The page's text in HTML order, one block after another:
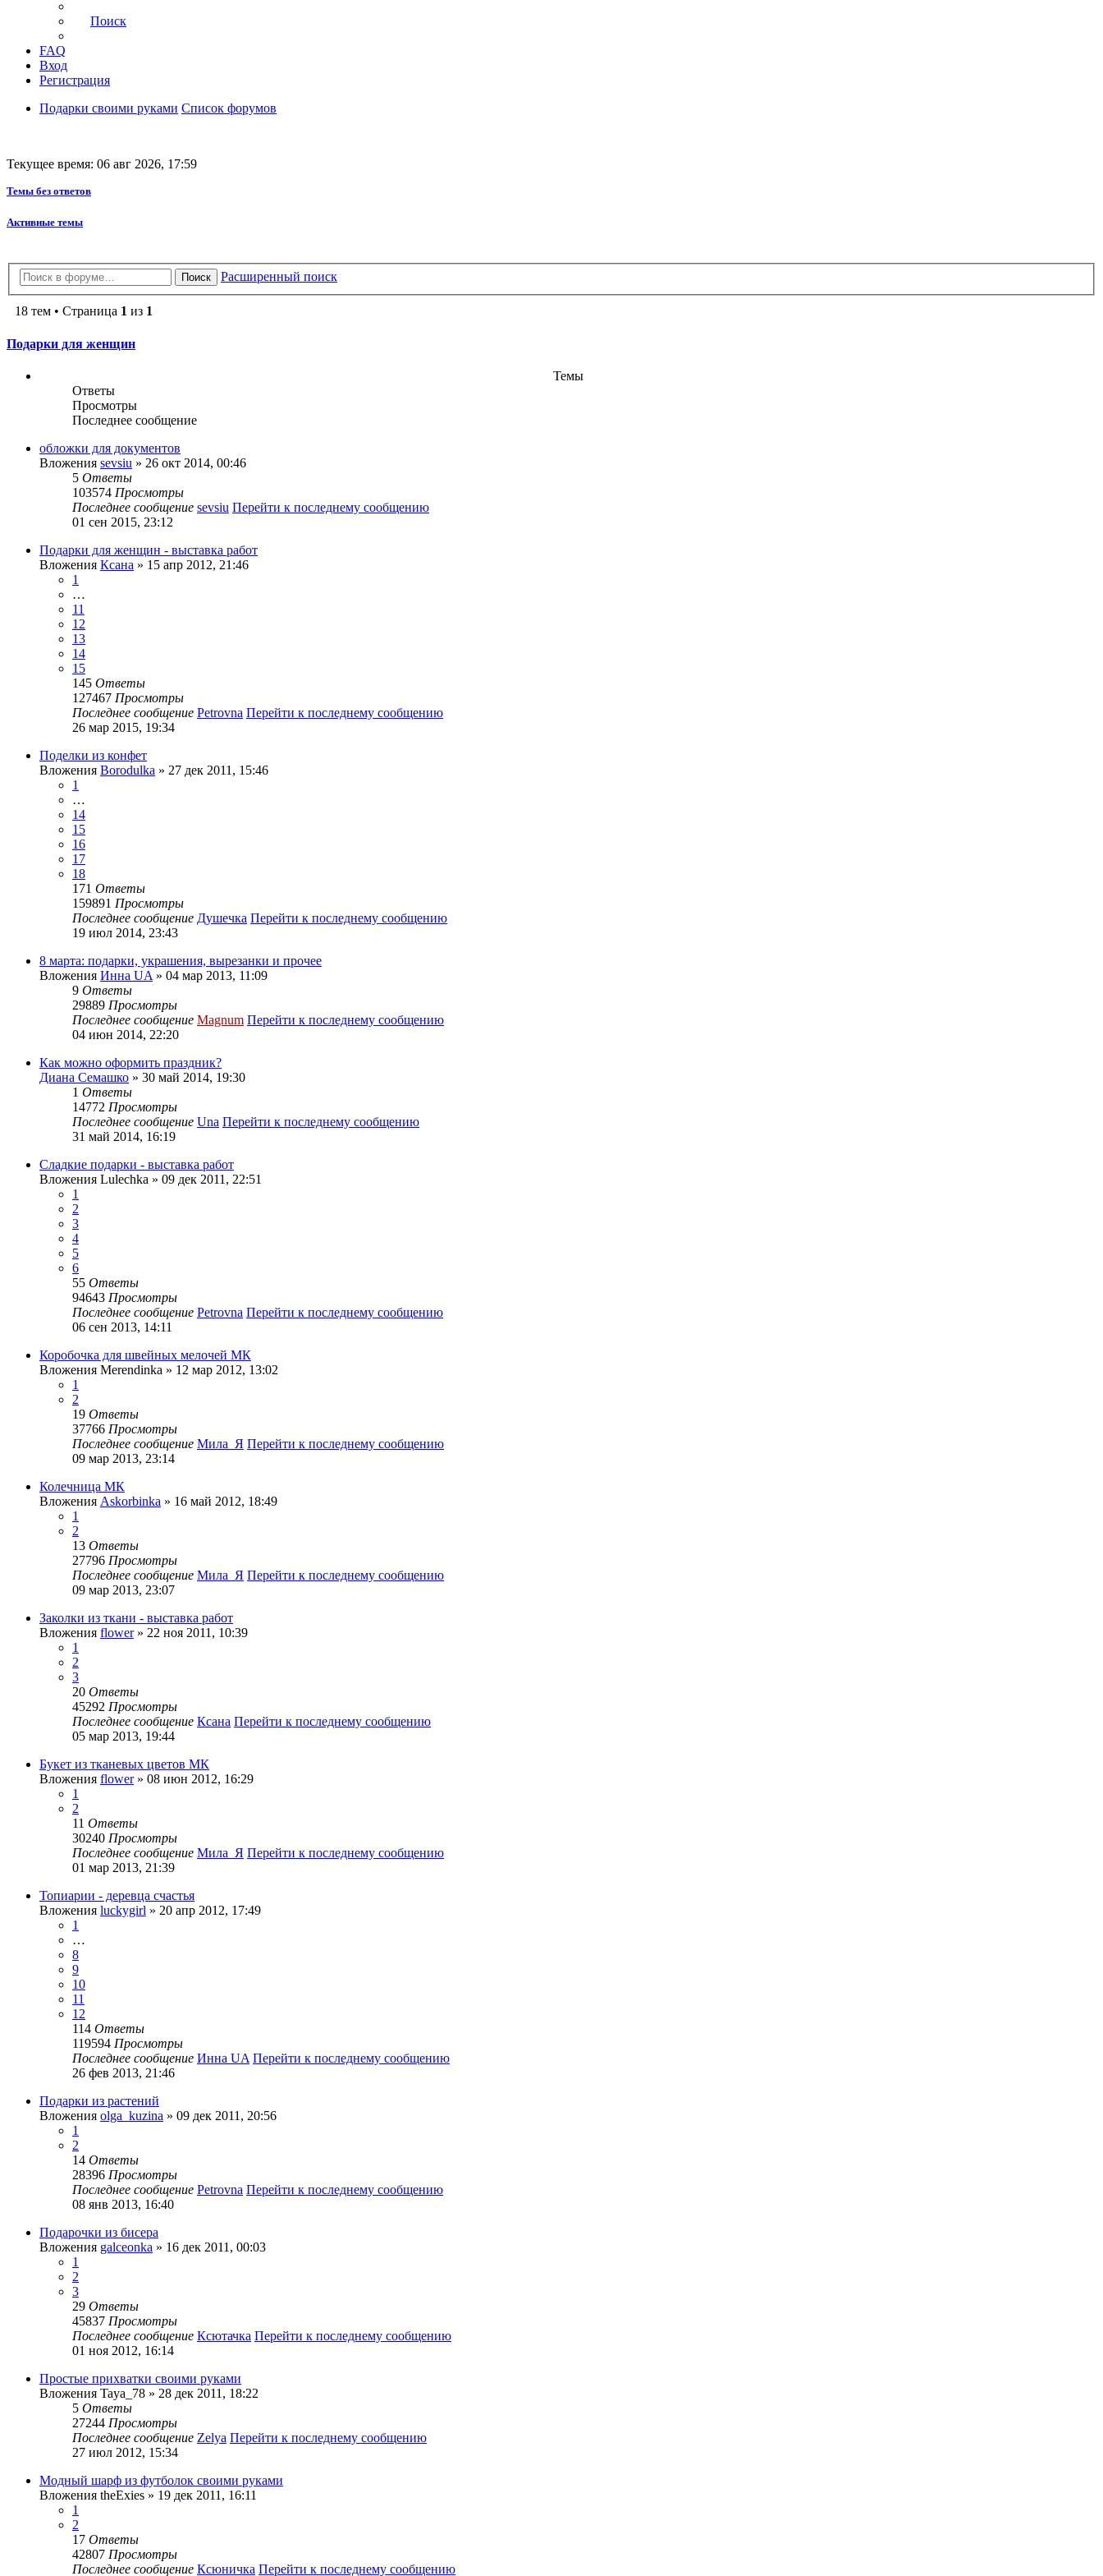
Поиск
FAQ
Вход
Регистрация
Подарки своими руками Список форумов
Текущее время: 06 авг 2026, 17:59
Темы без ответов
Активные темы
Поиск Расширенный поиск
18 тем • Страница 1 из 1
Подарки для женщин
Темы
Ответы
Просмотры
Последнее сообщение
обложки для документов
Вложения sevsiu » 26 окт 2014, 00:46
5 Ответы
103574 Просмотры
Последнее сообщение sevsiu Перейти к последнему сообщению
01 сен 2015, 23:12
Подарки для женщин - выставка работ
Вложения Ксана » 15 апр 2012, 21:46
1
…
11
12
13
14
15
145 Ответы
127467 Просмотры
Последнее сообщение Petrovna Перейти к последнему сообщению
26 мар 2015, 19:34
Поделки из конфет
Вложения Borodulka » 27 дек 2011, 15:46
1
…
14
15
16
17
18
171 Ответы
159891 Просмотры
Последнее сообщение Душечка Перейти к последнему сообщению
19 июл 2014, 23:43
8 марта: подарки, украшения, вырезанки и прочее
Вложения Инна UA » 04 мар 2013, 11:09
9 Ответы
29889 Просмотры
Последнее сообщение Magnum Перейти к последнему сообщению
04 июн 2014, 22:20
Как можно оформить праздник?
Диана Семашко » 30 май 2014, 19:30
1 Ответы
14772 Просмотры
Последнее сообщение Una Перейти к последнему сообщению
31 май 2014, 16:19
Сладкие подарки - выставка работ
Вложения Lulechka » 09 дек 2011, 22:51
1
2
3
4
5
6
55 Ответы
94643 Просмотры
Последнее сообщение Petrovna Перейти к последнему сообщению
06 сен 2013, 14:11
Коробочка для швейных мелочей МК
Вложения Merendinka » 12 мар 2012, 13:02
1
2
19 Ответы
37766 Просмотры
Последнее сообщение Мила_Я Перейти к последнему сообщению
09 мар 2013, 23:14
Колечница МК
Вложения Askorbinka » 16 май 2012, 18:49
1
2
13 Ответы
27796 Просмотры
Последнее сообщение Мила_Я Перейти к последнему сообщению
09 мар 2013, 23:07
Заколки из ткани - выставка работ
Вложения flower» 22 ноя 2011, 10:39
1
2
3
20 Ответы
45292 Просмотры
Последнее сообщение Ксана Перейти к последнему сообщению
05 мар 2013, 19:44
Букет из тканевых цветов МК
Вложения flower» 08 июн 2012, 16:29
1
2
11 Ответы
30240 Просмотры
Последнее сообщение Мила_Я Перейти к последнему сообщению
01 мар 2013, 21:39
Топиарии - деревца счастья
Вложения luckygirl » 20 апр 2012, 17:49
1
…
8
9
10
11
12
114 Ответы
119594 Просмотры
Последнее сообщение Инна UA Перейти к последнему сообщению
26 фев 2013, 21:46
Подарки из растений
Вложения olga_kuzina » 09 дек 2011, 20:56
1
2
14 Ответы
28396 Просмотры
Последнее сообщение Petrovna Перейти к последнему сообщению
08 янв 2013, 16:40
Подарочки из бисера
Вложения galceonka » 16 дек 2011, 00:03
1
2
3
29 Ответы
45837 Просмотры
Последнее сообщение Ксютачка Перейти к последнему сообщению
01 ноя 2012, 16:14
Простые прихватки своими руками
Вложения Taya_78 » 28 дек 2011, 18:22
5 Ответы
27244 Просмотры
Последнее сообщение Zelya Перейти к последнему сообщению
27 июл 2012, 15:34
Модный шарф из футболок своими руками
Вложения theExies » 19 дек 2011, 16:11
1
2
17 Ответы
42807 Просмотры
Последнее сообщение Ксюничка Перейти к последнему сообщению